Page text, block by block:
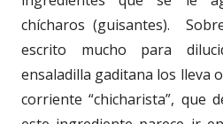
chícharos (guisantes).
escrito mucho para
ensaladilla gaditana los lleva
corriente “chicharista”, que